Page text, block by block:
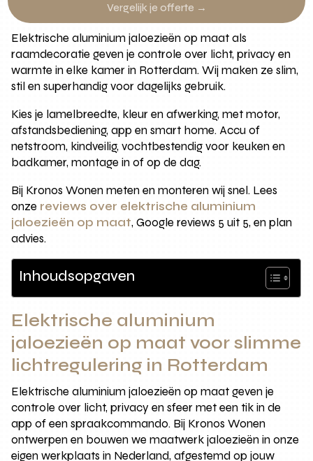
Vergelijk je offerte →
Elektrische aluminium jaloezieën op maat als
raamdecoratie geven je controle over licht, privacy en
warmte in elke kamer in Rotterdam. Wij maken ze slim,
stil en superhandig voor dagelijks gebruik.
Kies je lamelbreedte, kleur en afwerking, met motor,
afstandsbediening, app en smart home. Accu of
netstroom, kindveilig, vochtbestendig voor keuken en
badkamer, montage in of op de dag.
Bij Kronos Wonen meten en monteren wij snel. Lees
onze reviews over elektrische aluminium
jaloezieën op maat, Google reviews 5 uit 5, en plan
advies.
Inhoudsopgaven
Elektrische aluminium
jaloezieën op maat voor slimme
lichtregulering in Rotterdam
Elektrische aluminium jaloezieën op maat geven je
controle over licht, privacy en sfeer met een tik in de
app of een spraakcommando. Bij Kronos Wonen
ontwerpen en bouwen we maatwerk jaloezieën in onze
eigen werkplaats in Nederland, afgestemd op jouw